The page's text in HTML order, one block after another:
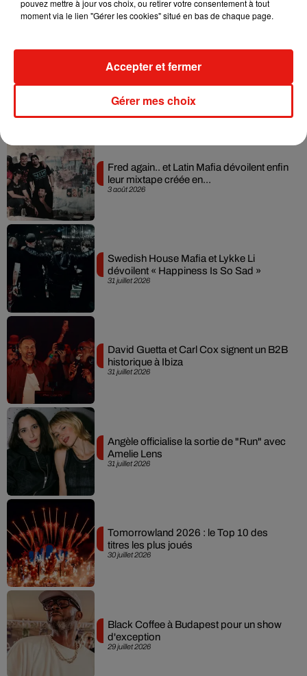
rencontres avec elle qui seront filmées et que l’on pourra
faudra guetter l’ouverture du site et des inscriptions !
Musique
3 août 2026
Fred again.. et Latin Mafia dévoilent enfin
leur mixtape créée en...
31 juillet 2026
Swedish House Mafia et Lykke Li
dévoilent « Happiness Is So Sad »
31 juillet 2026
David Guetta et Carl Cox signent un B2B
historique à Ibiza
31 juillet 2026
Angèle officialise la sortie de "Run" avec
Amelie Lens
30 juillet 2026
Tomorrowland 2026 : le Top 10 des
titres les plus joués
29 juillet 2026
Black Coffee à Budapest pour un show
d'exception
pouvez mettre à jour vos choix, ou retirer votre consentement à tout
moment via le lien "Gérer les cookies" situé en bas de chaque page.
Gérer mes choix
Accepter et fermer